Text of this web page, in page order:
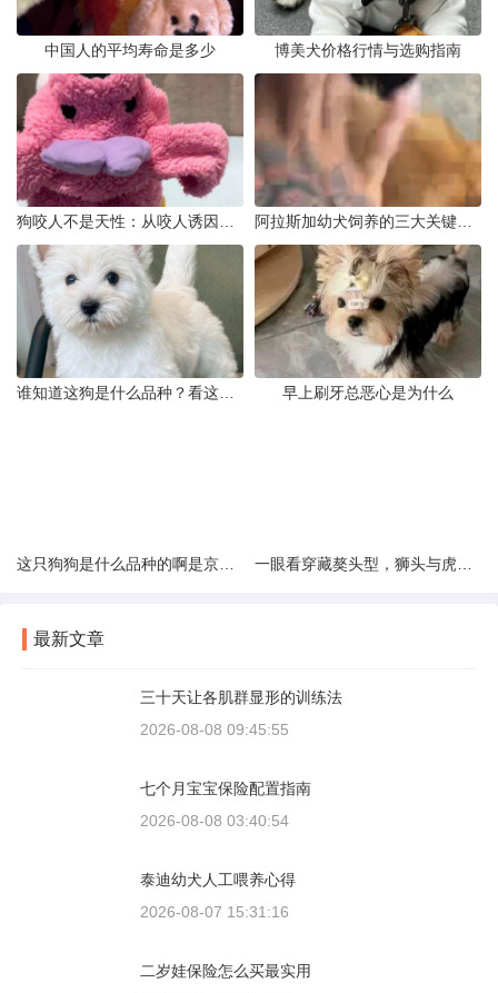
中国人的平均寿命是多少 博美犬价格行情与选购指南
早上刷牙总恶心是为什么
最新文章
三十天让各肌群显形的训练法
2026-08-08 09:45:55
七个月宝宝保险配置指南
2026-08-08 03:40:54
泰迪幼犬人工喂养心得
2026-08-07 15:31:16
二岁娃保险怎么买最实用